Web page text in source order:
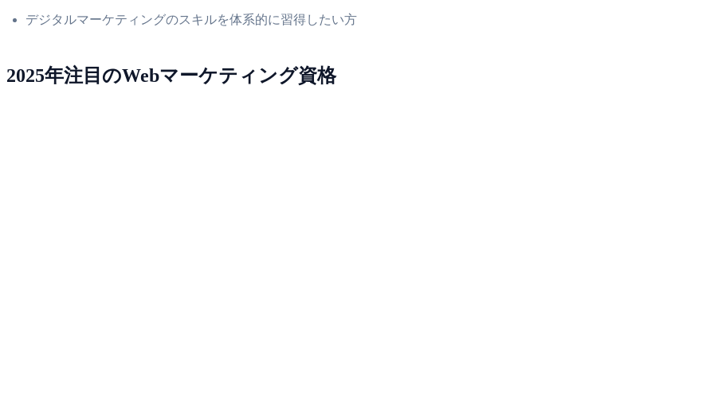
デジタルマーケティングのスキルを体系的に習得したい方
2025年注目のWebマーケティング資格